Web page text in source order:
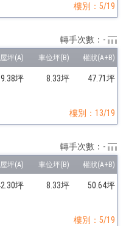
樓別：5/19
坪 8.33坪 47.71坪
樓別：13/19
轉手次數：-
坪 8.33坪 50.64坪
樓別：5/19
轉手次數：-